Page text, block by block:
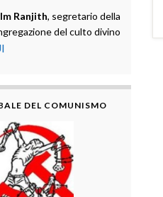
Ranjith, segretario della
del culto divino
DEL COMUNISMO